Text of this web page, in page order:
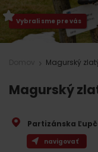
Vybrali sme pre vás
Magurský
Magurský
Partizánska
navigovať